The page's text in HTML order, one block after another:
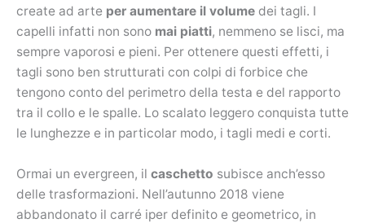
create ad arte per aumentare il volume dei tagli. I
capelli infatti non sono mai piatti, nemmeno se lisci, ma
sempre vaporosi e pieni. Per ottenere questi effetti, i
tagli sono ben strutturati con colpi di forbice che
tengono conto del perimetro della testa e del rapporto
tra il collo e le spalle. Lo scalato leggero conquista tutte
le lunghezze e in particolar modo, i tagli medi e corti.
Ormai un evergreen, il caschetto subisce anch’esso
delle trasformazioni. Nell’autunno 2018 viene
abbandonato il carré iper definito e geometrico, in